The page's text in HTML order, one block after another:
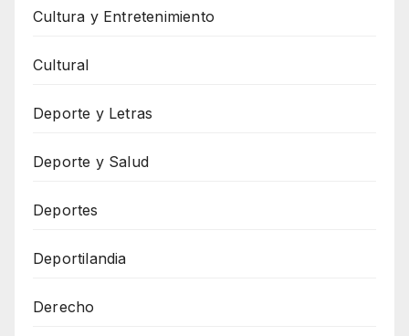
Cultura y Entretenimiento
Cultural
Deporte y Letras
Deporte y Salud
Deportes
Deportilandia
Derecho